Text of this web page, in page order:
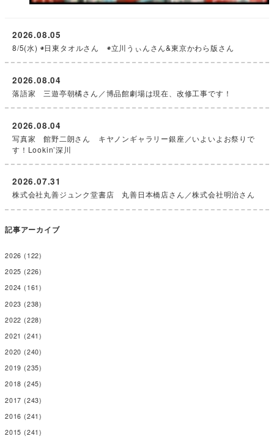
8/5(水) ◉日東タオルさん ◉立川うぃんさん&東京かわら版さん
2026.08.05
落語家 三遊亭朝橘さん／博品館劇場は現在、改修工事です！
2026.08.04
写真家 館野二朗さん キヤノンギャラリー銀座／いよいよお祭りで
す！Lookin’深川
2026.08.04
株式会社丸善ジュンク堂書店 丸善日本橋店さん／株式会社明治さん
2026.07.31
記事アーカイブ
2026 (122)
2025 (226)
2024 (161)
2023 (238)
2022 (228)
2021 (241)
2020 (240)
2019 (235)
2018 (245)
2017 (243)
2016 (241)
2015 (241)